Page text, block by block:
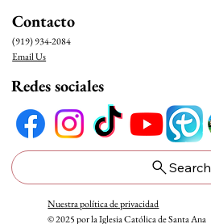
Contacto
(919) 934-2084
Email Us
Redes sociales
Search
Nuestra política de privacidad
© 2025 por la Iglesia Católica de Santa Ana